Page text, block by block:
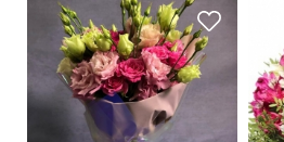
50 см 30 см